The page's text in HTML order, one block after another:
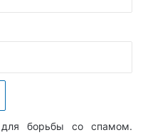
для борьбы со спамом.